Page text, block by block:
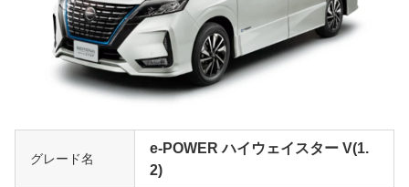
グレード名
e-POWER ハイウェイスター V(1.
2)